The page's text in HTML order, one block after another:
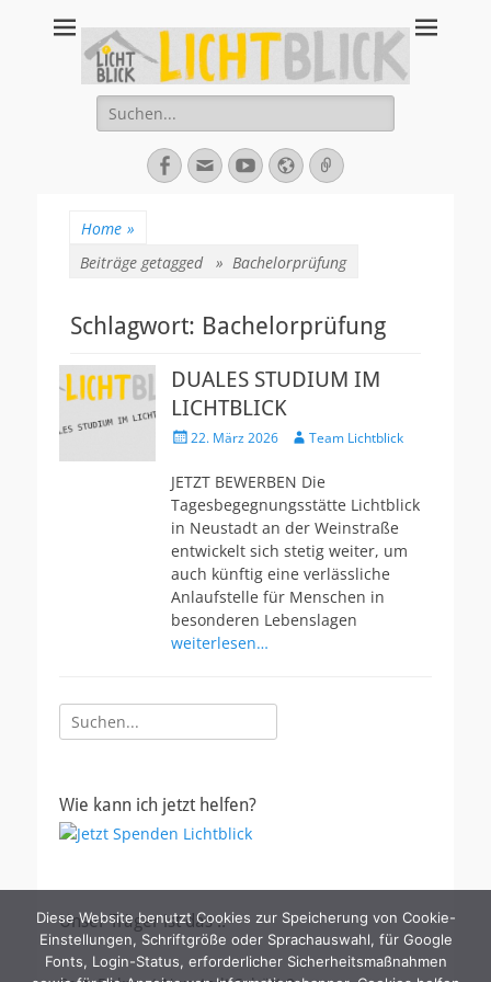
Lichtblick
67434 Neustadt an der Weinstraße – Amalienstraße 3 – Tel:
06321-355340
Suche
nach:
Facebook
E-
Mail
YouTube
WebsiteVerknüpfung
Home »
Beiträge getagged » Bachelorprüfung
Schlagwort: Bachelorprüfung
DUALES STUDIUM IM
LICHTBLICK
Veröffentlicht
22. März 2026 AutorTeam Lichtblick
JETZT BEWERBEN Die
Tagesbegegnungsstätte Lichtblick
in Neustadt an der Weinstraße
entwickelt sich stetig weiter, um
auch künftig eine verlässliche
Anlaufstelle für Menschen in
besonderen Lebenslagen
weiterlesen…
Suche
nach:
Wie kann ich jetzt helfen?
Unser Träger ist das ..
Diese Website benutzt Cookies zur Speicherung von Cookie-
Einstellungen, Schriftgröße oder Sprachauswahl, für Google
Fonts, Login-Status, erforderlicher Sicherheitsmaßnahmen